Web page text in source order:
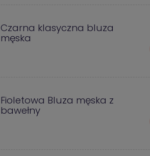
Czarna klasyczna bluza
męska
Fioletowa Bluza męska z
bawełny